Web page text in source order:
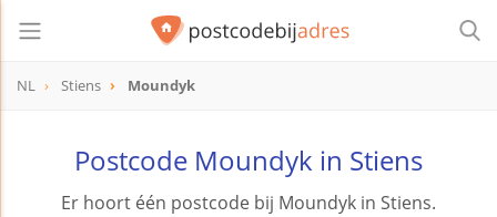
NL Stiens Moundyk
Postcode Moundyk in Stiens
Er hoort één postcode bij Moundyk in Stiens.